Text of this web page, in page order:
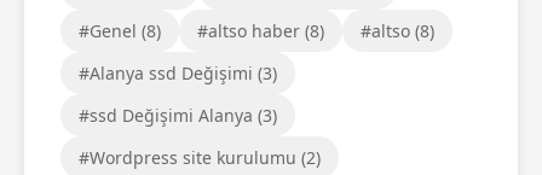
#Genel (8)
#altso haber (8)
#altso (8)
#Alanya ssd Değişimi (3)
#ssd Değişimi Alanya (3)
#Wordpress site kurulumu (2)